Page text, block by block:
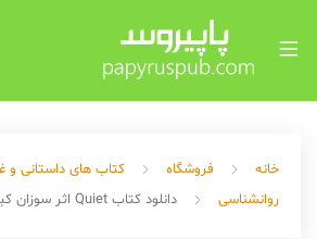
خانه فروشگاه
کتاب های داستانی و
روانشناسی
دانلود کتاب Quiet اثر سوزان کین